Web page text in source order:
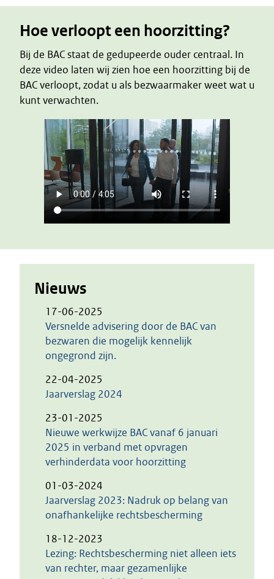
Hoe verloopt een hoorzitting?
Bij de BAC staat de gedupeerde ouder centraal. In
deze video laten wij zien hoe een hoorzitting bij de
BAC verloopt, zodat u als bezwaarmaker weet wat u
kunt verwachten.
Nieuws
17-06-2025
Versnelde advisering door de BAC van
bezwaren die mogelijk kennelijk
ongegrond zijn.
22-04-2025
Jaarverslag 2024
23-01-2025
Nieuwe werkwijze BAC vanaf 6 januari
2025 in verband met opvragen
verhinderdata voor hoorzitting
01-03-2024
Jaarverslag 2023: Nadruk op belang van
onafhankelijke rechtsbescherming
18-12-2023
Lezing: Rechtsbescherming niet alleen iets
van rechter, maar gezamenlijke